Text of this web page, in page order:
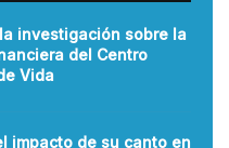
investigación sobre la
del Centro
Vida
impacto de su canto en